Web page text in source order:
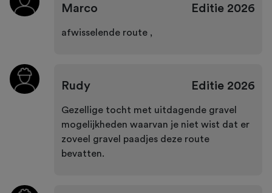
Marco Editie2026
afwisselende route ,
Rudy Editie2026
Gezellige tocht met uitdagende gravel
mogelijkheden waarvan je niet wist dat er
zoveel gravel paadjes deze route
bevatten.